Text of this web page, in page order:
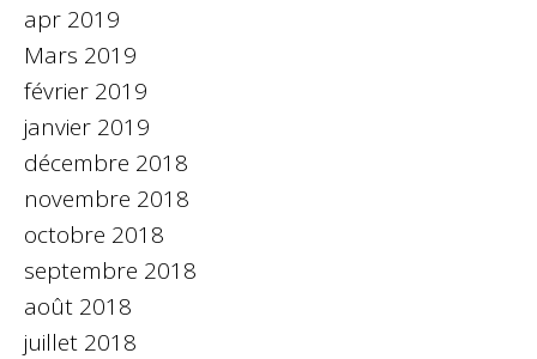
apr 2019
Mars 2019
février 2019
janvier 2019
décembre 2018
novembre 2018
octobre 2018
septembre 2018
août 2018
juillet 2018